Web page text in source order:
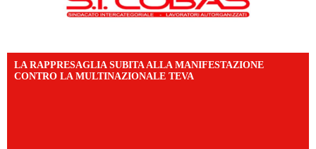
LA RAPPRESAGLIA SUBITA ALLA MANIFESTAZIONE
CONTRO LA MULTINAZIONALE TEVA